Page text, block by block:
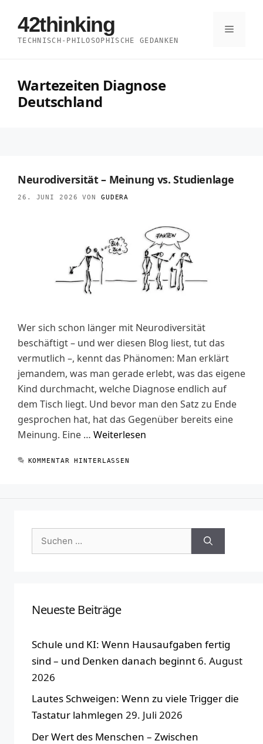
Inhalt
springen
42thinking
TECHNISCH-PHILOSOPHISCHE GEDANKEN
Menü
Wartezeiten Diagnose
Deutschland
Neurodiversität – Meinung vs. Studienlage
26. JUNI 2026 VON GUDERA
Wer sich schon länger mit Neurodiversität
beschäftigt – und wer diesen Blog liest, tut das
vermutlich –, kennt das Phänomen: Man erklärt
jemandem, was man gerade erlebt, was das eigene
Kind durchmacht, welche Diagnose endlich auf
dem Tisch liegt. Und bevor man den Satz zu Ende
gesprochen hat, hat das Gegenüber bereits eine
Meinung. Eine … Weiterlesen
KOMMENTAR HINTERLASSEN
Suchen
nach:
Neueste Beiträge
Schule und KI: Wenn Hausaufgaben fertig
sind – und Denken danach beginnt 6. August
2026
Lautes Schweigen: Wenn zu viele Trigger die
Tastatur lahmlegen 29. Juli 2026
Der Wert des Menschen – Zwischen